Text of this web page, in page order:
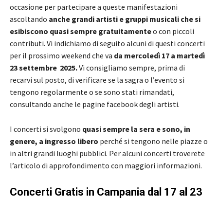
occasione per partecipare a queste manifestazioni
ascoltando anche grandi artisti e gruppi musicali che si
esibiscono quasi sempre gratuitamenteo con piccoli
contributi. Vi indichiamo di seguito alcuni di questi concerti
per il prossimo weekend che va da mercoledì 17 a martedì
23 settembre 2025.Vi consigliamo sempre, prima di
recarvi sul posto, di verificare se la sagra o l’evento si
tengono regolarmente o se sono stati rimandati,
consultando anche le pagine facebook degli artisti.
I concerti si svolgono quasi sempre la sera e sono, in
genere, a ingresso libero perché si tengono nelle piazze o
in altri grandi luoghi pubblici. Per alcuni concerti troverete
l’articolo di approfondimento con maggiori informazioni.
Concerti Gratis in Campania dal 17 al 23